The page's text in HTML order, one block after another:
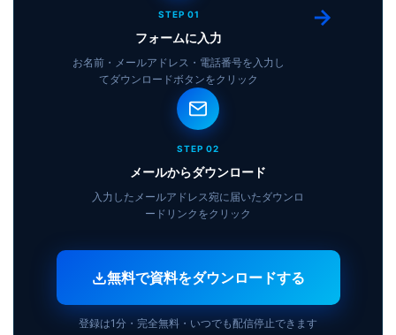
STEP 01
フォームに入力
お名前・メールアドレス・電話番号を入力し
てダウンロードボタンをクリック
STEP 02
メールからダウンロード
入力したメールアドレス宛に届いたダウンロ
ードリンクをクリック
無料で資料をダウンロードする
登録は1分・完全無料・いつでも配信停止できます